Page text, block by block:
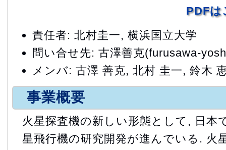
PDFは
責任者: 北村圭一, 横浜国立大学
問い合せ先: 古澤善克(furusawa-
メンバ: 古澤 善克, 北村 圭一, 鈴木
事業概要
火星探査機の新しい形態として, 日本
星飛行機の研究開発が進んでいる. 火